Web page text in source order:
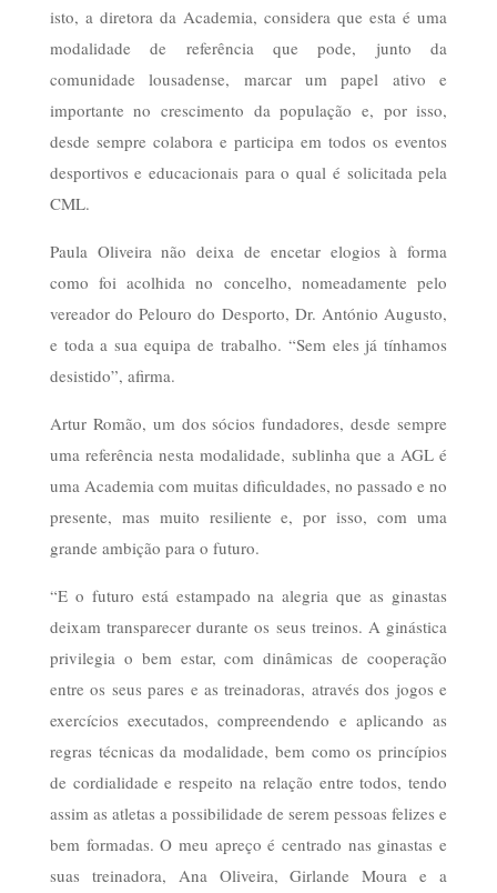
isto, a diretora da Academia, considera que esta é uma
modalidade de referência que pode, junto da
comunidade lousadense, marcar um papel ativo e
importante no crescimento da população e, por isso,
desde sempre colabora e participa em todos os eventos
desportivos e educacionais para o qual é solicitada pela
CML.
Paula Oliveira não deixa de encetar elogios à forma
como foi acolhida no concelho, nomeadamente pelo
vereador do Pelouro do Desporto, Dr. António Augusto,
e toda a sua equipa de trabalho. “Sem eles já tínhamos
desistido”, afirma.
Artur Romão, um dos sócios fundadores, desde sempre
uma referência nesta modalidade, sublinha que a AGL é
uma Academia com muitas dificuldades, no passado e no
presente, mas muito resiliente e, por isso, com uma
grande ambição para o futuro.
“E o futuro está estampado na alegria que as ginastas
deixam transparecer durante os seus treinos. A ginástica
privilegia o bem estar, com dinâmicas de cooperação
entre os seus pares e as treinadoras, através dos jogos e
exercícios executados, compreendendo e aplicando as
regras técnicas da modalidade, bem como os princípios
de cordialidade e respeito na relação entre todos, tendo
assim as atletas a possibilidade de serem pessoas felizes e
bem formadas. O meu apreço é centrado nas ginastas e
suas treinadora, Ana Oliveira, Girlande Moura e a